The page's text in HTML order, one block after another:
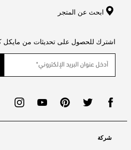
ابحث عن المتجر
اشترك للحصول على تحديثات من
شركة